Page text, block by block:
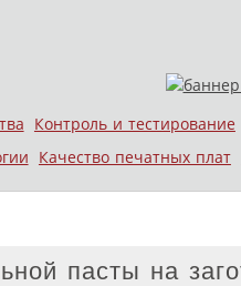
Контроль и тестирование
Качество печатных плат
пасты на